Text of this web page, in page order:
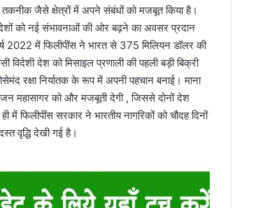
तकनीक जैसे क्षेत्रों में अपने संबंधों को मजबूत किया है।
देशों को नई संभावनाओं की ओर बढ़ने का अवसर प्रदान
2022 में फिलीपींस ने भारत से 375 मिलियन डॉलर की
देश को मिसाइल प्रणाली की पहली बड़ी बिक्री
रक्षा निर्यातक के रूप में अपनी पहचान बनाई। माना
महासागर को और मजबूती देगी , जिससे दोनों देश
फिलीपींस सरकार ने भारतीय नागरिकों को चौदह दिनों
वृद्धि देखी गई है।